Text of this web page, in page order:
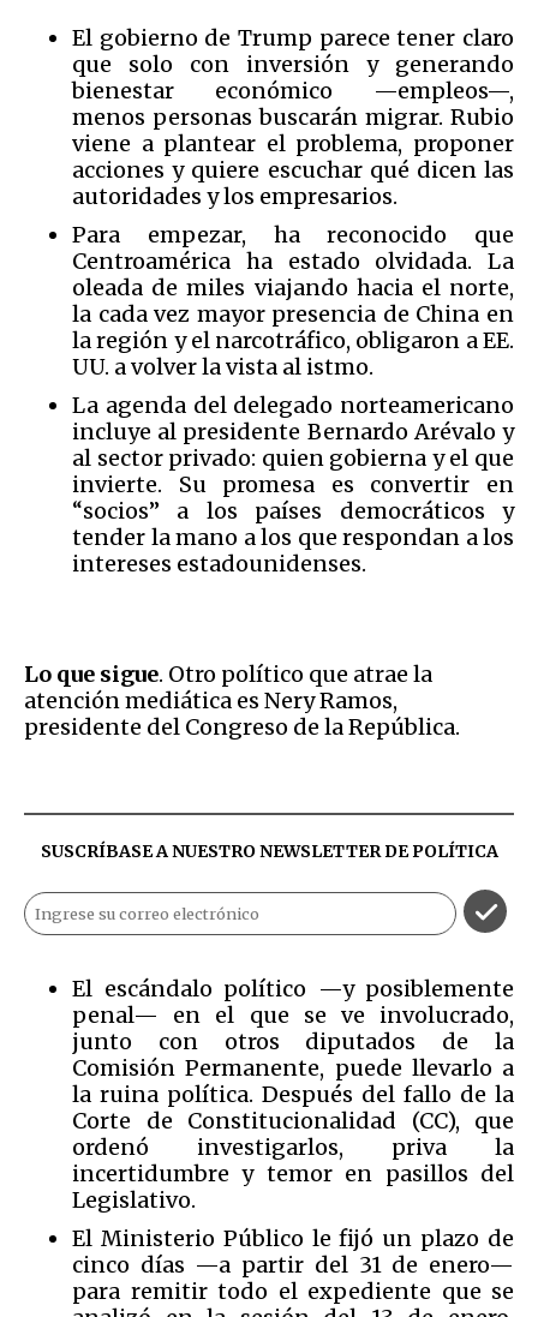
El gobierno de Trump parece tener claro
que solo con inversión y generando
bienestar económico —empleos—,
menos personas buscarán migrar. Rubio
viene a plantear el problema, proponer
acciones y quiere escuchar qué dicen las
autoridades y los empresarios.
Para empezar, ha reconocido que
Centroamérica ha estado olvidada. La
oleada de miles viajando hacia el norte,
la cada vez mayor presencia de China en
la región y el narcotráfico, obligaron a EE.
UU. a volver la vista al istmo.
La agenda del delegado norteamericano
incluye al presidente Bernardo Arévalo y
al sector privado: quien gobierna y el que
invierte. Su promesa es convertir en
“socios” a los países democráticos y
tender la mano a los que respondan a los
intereses estadounidenses.
Lo que sigue. Otro político que atrae la
atención mediática es Nery Ramos,
presidente del Congreso de la República.
SUSCRÍBASE A NUESTRO NEWSLETTER DEPOLÍTICA
El escándalo político —y posiblemente
penal— en el que se ve involucrado,
junto con otros diputados de la
Comisión Permanente, puede llevarlo a
la ruina política. Después del fallo de la
Corte de Constitucionalidad (CC), que
ordenó investigarlos, priva la
incertidumbre y temor en pasillos del
Legislativo.
El Ministerio Público le fijó un plazo de
cinco días —a partir del 31 de enero—
para remitir todo el expediente que se